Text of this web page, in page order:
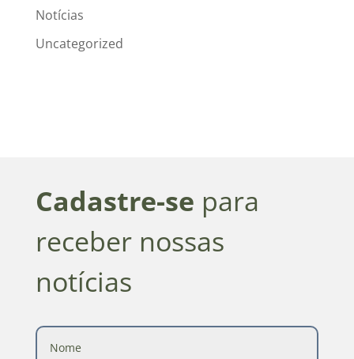
Notícias
Uncategorized
Cadastre-se para
receber nossas
notícias